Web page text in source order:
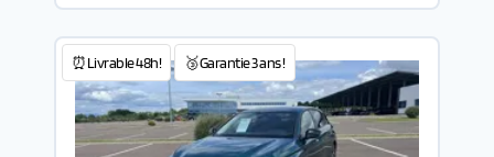
⏰Livrable 48h! 🥉Garantie 3 ans !